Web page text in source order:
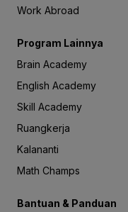
Work Abroad
Program Lainnya
Brain Academy
English Academy
Skill Academy
Ruangkerja
Kalananti
Math Champs
Bantuan & Panduan